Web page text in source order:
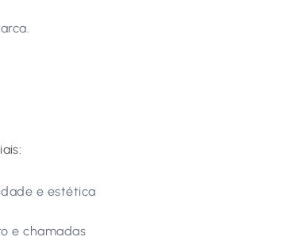
e estética
e chamadas